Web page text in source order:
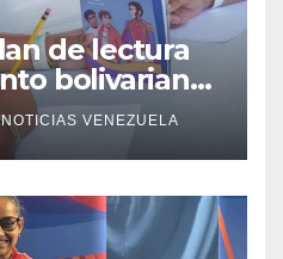
de lectura
bolivariano
NOTICIAS VENEZUELA